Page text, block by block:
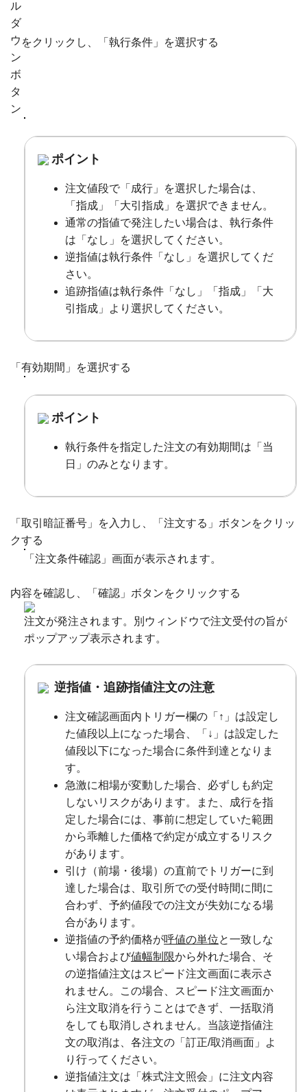
をクリックし、「執行条件」を選択する
ポイント
注文値段で「成行」を選択した場合は、
「指成」「大引指成」を選択できません。
通常の指値で発注したい場合は、執行条件
は「なし」を選択してください。
逆指値は執行条件「なし」を選択してくだ
さい。
追跡指値は執行条件「なし」「指成」「大
引指成」より選択してください。
「有効期間」を選択する
ポイント
執行条件を指定した注文の有効期間は「当
日」のみとなります。
「取引暗証番号」を入力し、「注文する」ボタンをクリッ
クする
「注文条件確認」画面が表示されます。
内容を確認し、「確認」ボタンをクリックする
注文が発注されます。別ウィンドウで注文受付の旨が
ポップアップ表示されます。
逆指値・追跡指値注文の注意
注文確認画面内トリガー欄の「↑」は設定し
た値段以上になった場合、「↓」は設定した
値段以下になった場合に条件到達となりま
す。
急激に相場が変動した場合、必ずしも約定
しないリスクがあります。また、成行を指
定した場合には、事前に想定していた範囲
から乖離した価格で約定が成立するリスク
があります。
引け（前場・後場）の直前でトリガーに到
達した場合は、取引所での受付時間に間に
合わず、予約値段での注文が失効になる場
合があります。
逆指値の予約価格が呼値の単位と一致しな
い場合および値幅制限から外れた場合、そ
の逆指値注文はスピード注文画面に表示さ
れません。この場合、スピード注文画面か
ら注文取消を行うことはできず、一括取消
をしても取消しされません。当該逆指値注
文の取消は、各注文の「訂正/取消画面」よ
り行ってください。
逆指値注文は「株式注文照会」に注文内容